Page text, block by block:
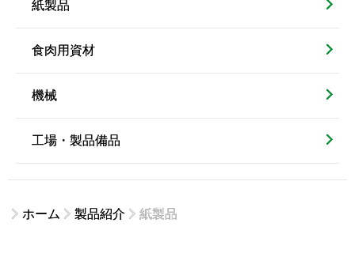
紙製品
食肉用資材
機械
工場・製品備品
ホーム 製品紹介 紙製品